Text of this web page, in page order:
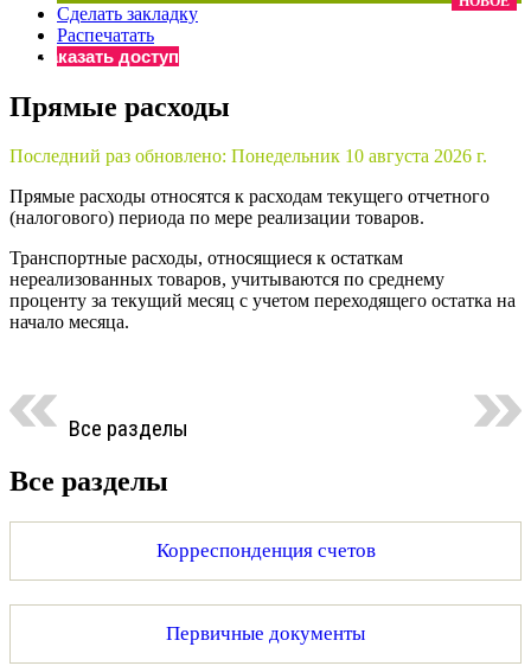
Бератор
«Практическая энциклопедия бухгалтера»
«Нормативные акты для бухгалтера»
«Практическая бухгалтерия»
Просто заполните форму, и мы вышлем вам на почту
Сделать закладку
Распечатать
Заказать доступ
Прямые расходы
Последний раз обновлено: Понедельник 10 августа 2026 г.
Прямые расходы относятся к расходам текущего отчетного
(налогового) периода по мере реализации товаров.
Транспортные расходы, относящиеся к остаткам
нереализованных товаров, учитываются по среднему
проценту за текущий месяц с учетом переходящего остатка на
начало месяца.
Все разделы
Все разделы
Корреспонденция счетов
Первичные документы